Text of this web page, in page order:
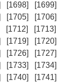
[1698]
[1699]
[1705]
[1706]
[1712]
[1713]
[1719]
[1720]
[1726]
[1727]
[1733]
[1734]
[1740]
[1741]